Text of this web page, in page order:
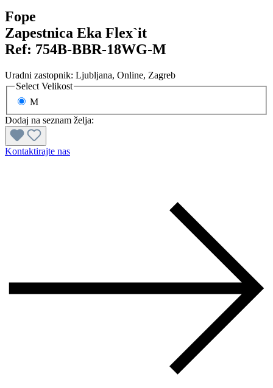
Fope
Zapestnica Eka Flex`it
Ref: 754B-BBR-18WG-M
Uradni zastopnik: Ljubljana, Online, Zagreb
Select Velikost
M
Dodaj na seznam želja:
Kontaktirajte nas